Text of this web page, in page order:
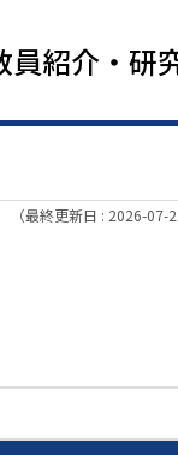
員紹介・研
（最終更新日 : 2026-07-